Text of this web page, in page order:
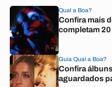
Qual a Boa?
Confira mais
completam
Guia Qual a Boa?
Confira
aguardados